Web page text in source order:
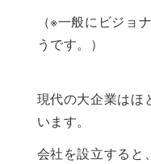
（※一般にビジョ
うです。）
現代の大企業はほ
います。
会社を設立すると